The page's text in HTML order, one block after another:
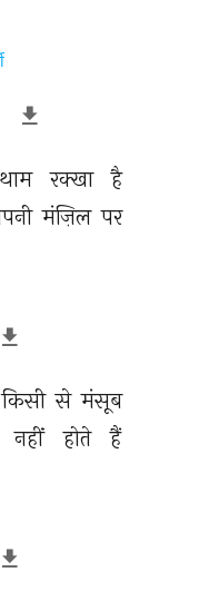
थाम रक्खा है
मंज़िल पर
किसी से मंसूब
नहीं होते हैं